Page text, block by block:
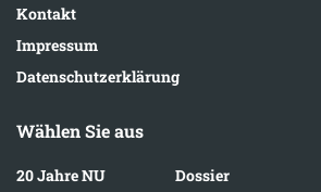
Kontakt
Impressum
Datenschutzerklärung
Wählen Sie aus
20 Jahre NU
Dossier